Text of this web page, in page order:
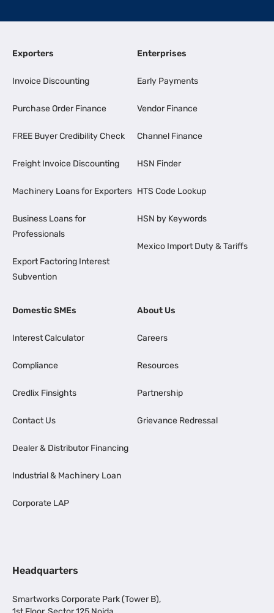
Exporters
Invoice Discounting
Purchase Order Finance
FREE Buyer Credibility Check
Freight Invoice Discounting
Machinery Loans for Exporters
Business Loans for
Professionals
Export Factoring Interest
Subvention
Enterprises
Early Payments
Vendor Finance
Channel Finance
HSN Finder
HTS Code Lookup
HSN by Keywords
Mexico Import Duty & Tariffs
Domestic SMEs
Interest Calculator
Compliance
Credlix Finsights
Contact Us
Dealer & Distributor Financing
Industrial & Machinery Loan
Corporate LAP
About Us
Careers
Resources
Partnership
Grievance Redressal
Headquarters
Smartworks Corporate Park (Tower B),